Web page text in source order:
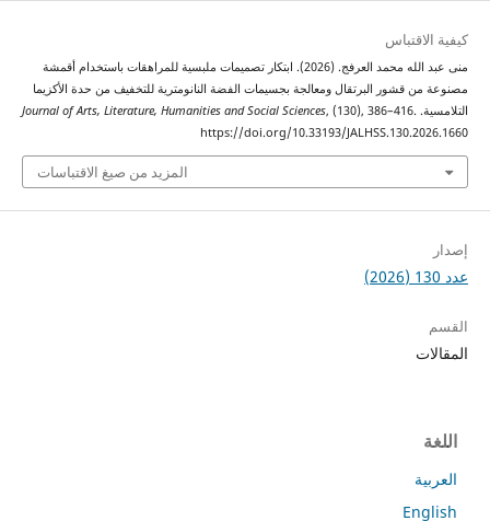
منى عبد الله محمد العرفج. (2026). ابتكار تصميمات ملبسية للمراهقات باستخدام أقمشة
قشور البرتقال ومعالجة بجسيمات الفضة النانومترية للتخفيف من حدة الأكزيما
Journal of Arts, Literature, Humanities and Social Sciences, (130), 386–416.
https://doi.org/10.33193/
المزيد من صيغ الاقتباسات